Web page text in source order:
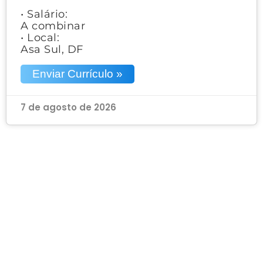
• Salário:
A combinar
• Local:
Asa Sul, DF
Enviar Currículo »
7 de agosto de 2026